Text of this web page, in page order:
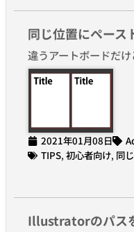
同じ位置にペース
違うアートボードだ
2021年01月08日
TIPS, 初心者向け, 同
Illustratorのパス